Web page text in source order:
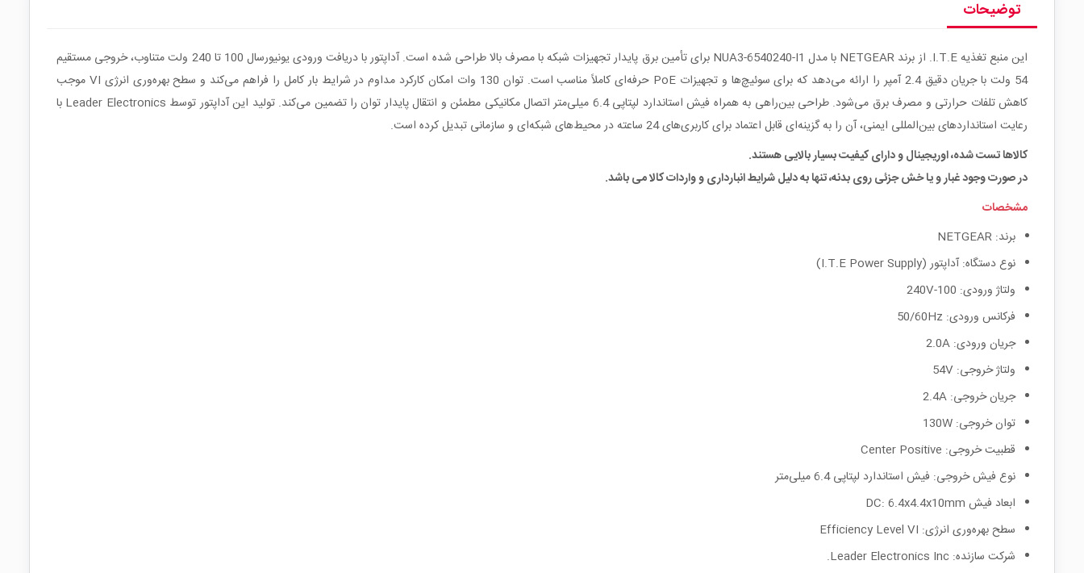
توضیحات
این منبع تغذیه I.T.E. از برند NETGEAR با مدل NUA3-6540240-I1 برای تأمین برق پایدار تجهیزات شبکه با مصرف بالا طراحی شده است. آداپتور با دریافت ورودی یونیورسال 100 تا 240 ولت متناوب، خروجی مستقیم
54 ولت با جریان دقیق 2.4 آمپر را ارائه می‌دهد که برای سوئیچ‌ها و تجهیزات PoE حرفه‌ای کاملاً مناسب است. توان 130 وات امکان کارکرد مداوم در شرایط بار کامل را فراهم می‌کند و سطح بهره‌وری انرژی VI موجب
کاهش تلفات حرارتی و مصرف برق می‌شود. طراحی بین‌راهی به همراه فیش استاندارد لپتاپی 6.4 میلی‌متر اتصال مکانیکی مطمئن و انتقال پایدار توان را تضمین می‌کند. تولید این آداپتور توسط Leader Electronics با
رعایت استانداردهای بین‌المللی ایمنی، آن را به گزینه‌ای قابل اعتماد برای کاربری‌های 24 ساعته در محیط‌های شبکه‌ای و سازمانی تبدیل کرده است.
کالاها تست شده، اوریجینال و دارای کیفیت بسیار بالایی هستند.
در صورت وجود غبار و یا خش جزئی روی بدنه، تنها به دلیل شرایط انبارداری و واردات کالا می باشد.
مشخصات
برند: NETGEAR
نوع دستگاه: آداپتور (I.T.E Power Supply)
ولتاژ ورودی: 100-240V
فرکانس ورودی: 50/60Hz
جریان ورودی: 2.0A
ولتاژ خروجی: 54V
جریان خروجی: 2.4A
توان خروجی: 130W
قطبیت خروجی: Center Positive
نوع فیش خروجی: فیش استاندارد لپتاپی 6.4 میلی‌متر
ابعاد فیش DC: 6.4x4.4x10mm
سطح بهره‌وری انرژی: Efficiency Level VI
شرکت سازنده: Leader Electronics Inc.